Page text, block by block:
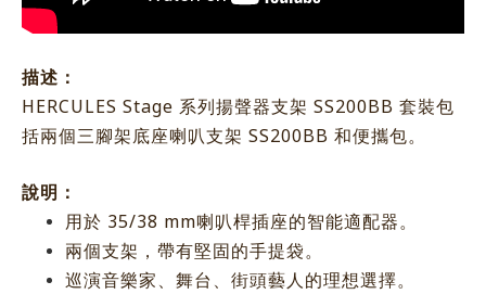
描述：
HERCULES Stage 系列揚聲器支架 SS200BB 套裝包
括兩個三腳架底座喇叭支架 SS200BB 和便攜包。
說明：
用於 35/38 mm喇叭桿插座的智能適配器。
兩個支架，帶有堅固的手提袋。
巡演音樂家、舞台、街頭藝人的理想選擇。